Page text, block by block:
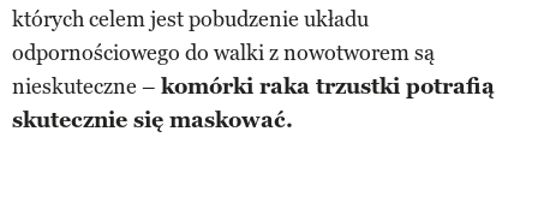
których celem jest pobudzenie układu
odpornościowego do walki z nowotworem są
nieskuteczne – komórki raka trzustki potrafią
skutecznie się maskować.